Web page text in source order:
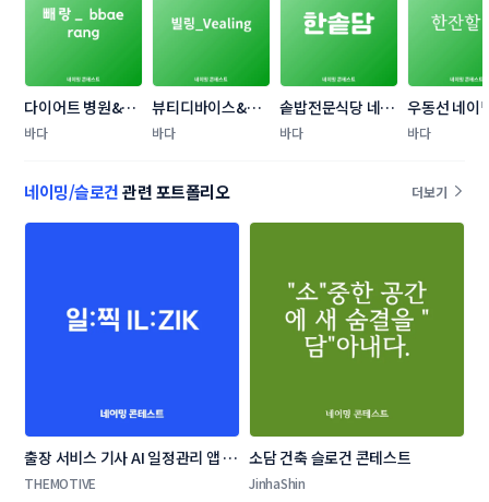
다이어트 병원&주
사 이름 네이밍 콘
바다
뷰티디바이스&코
스메틱 브랜드 네이
바다
솥밥전문식당 네이
밍 콘테스트
바다
우동선 네이
스트
바다
네이밍/슬로건관련 포트폴리오 더보기
출장 서비스 기사 AI 일정관리 앱 네
이밍 콘테스트
THEMOTIVE
소담 건축 슬로건 콘테스트
JinhaShin